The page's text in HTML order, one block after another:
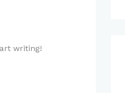
writing!